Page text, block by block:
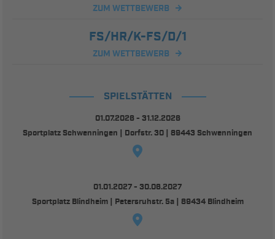
ZUM WETTBEWERB
FS/HR/K-FS/D/1
ZUM WETTBEWERB
SPIELSTÄTTEN
01.07.2026 - 31.12.2026
Sportplatz Schwenningen | Dorfstr. 30 | 89443 Schwenningen
01.01.2027 - 30.06.2027
Sportplatz Blindheim | Petersruhstr. 5a | 89434 Blindheim